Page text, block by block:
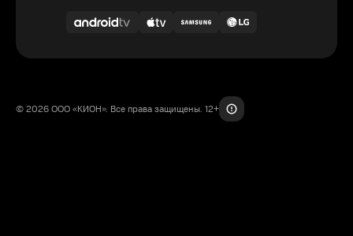
© 2026 ООО «КИОН». Все права защищены. 12+